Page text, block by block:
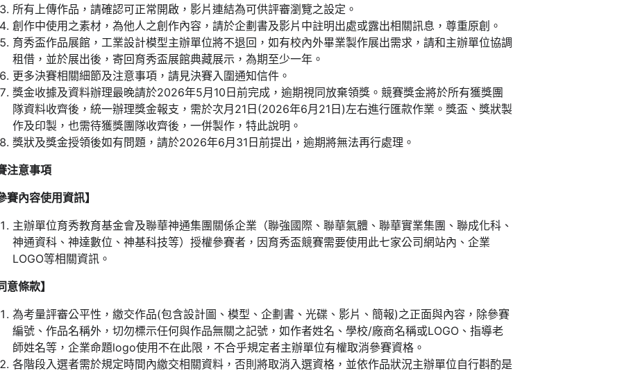
所有上傳作品，請確認可正常開啟，影片連結為可供評審瀏覽之設定。
創作中使用之素材，為他人之創作內容，請於企劃書及影片中註明出處或露出相關訊息，尊重原創。
育秀盃作品展館，工業設計模型主辦單位將不退回，如有校內外畢業製作展出需求，請和主辦單位協調
租借，並於展出後，寄回育秀盃展館典藏展示，為期至少一年。
更多決賽相關細節及注意事項，請見決賽入圍通知信件。
獎金收據及資料辦理最晚請於2026年5月10日前完成，逾期視同放棄領獎。競賽獎金將於所有獲獎團
隊資料收齊後，統一辦理獎金報支，需於次月21日(2026年6月21日)左右進行匯款作業。獎盃、獎狀製
作及印製，也需待獲獎團隊收齊後，一併製作，特此說明。
獎狀及獎金授領後如有問題，請於2026年6月31日前提出，逾期將無法再行處理。
注意事項
賽內容使用資訊】
主辦單位育秀教育基金會及聯華神通集團關係企業（聯強國際、聯華氣體、聯華實業集團、聯成化科、
神通資科、神達數位、神基科技等）授權參賽者，因育秀盃競賽需要使用此七家公司網站內、企業
LOGO等相關資訊。
意條款】
為考量評審公平性，繳交作品(包含設計圖、模型、企劃書、光碟、影片、簡報)之正面與內容，除參賽
編號、作品名稱外，切勿標示任何與作品無關之記號，如作者姓名、學校/廠商名稱或LOGO、指導老
師姓名等，企業命題logo使用不在此限，不合乎規定者主辦單位有權取消參賽資格。
各階段入選者需於規定時間內繳交相關資料，否則將取消入選資格，並依作品狀況主辦單位自行斟酌是